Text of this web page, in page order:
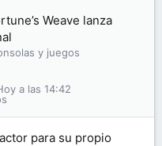
Weave lanza
y juegos
a las 14:42
para su propio